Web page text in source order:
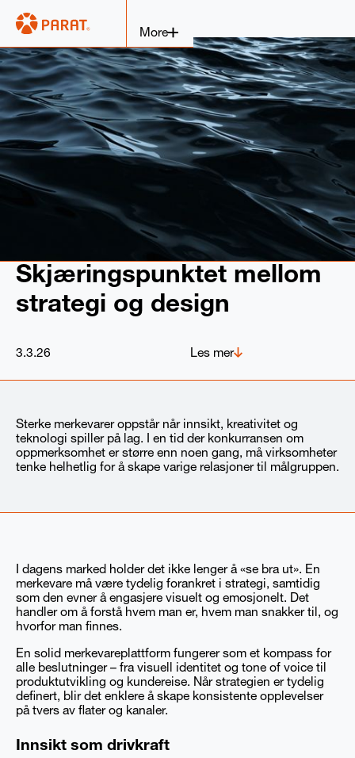
More
Skjæringspunktet mellom
strategi og design
3.3.26 Les mer
Sterke merkevarer oppstår når innsikt, kreativitet og
teknologi spiller på lag. I en tid der konkurransen om
oppmerksomhet er større enn noen gang, må virksomheter
tenke helhetlig for å skape varige relasjoner til målgruppen.
I dagens marked holder det ikke lenger å «se bra ut». En
merkevare må være tydelig forankret i strategi, samtidig
som den evner å engasjere visuelt og emosjonelt. Det
handler om å forstå hvem man er, hvem man snakker til, og
hvorfor man finnes.
En solid merkevareplattform fungerer som et kompass for
alle beslutninger – fra visuell identitet og tone of voice til
produktutvikling og kundereise. Når strategien er tydelig
definert, blir det enklere å skape konsistente opplevelser
på tvers av flater og kanaler.
Innsikt som drivkraft